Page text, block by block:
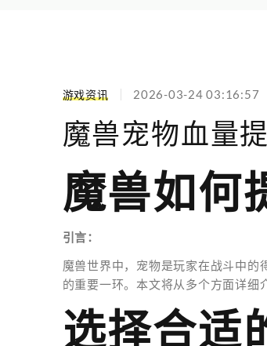
游戏资讯 2026-03-24 03:16:57
魔兽宠物血量
魔兽如何
引言：
魔兽世界中，宠物是玩家在战斗中的
的重要一环。本文将从多个方面详细
选择合适